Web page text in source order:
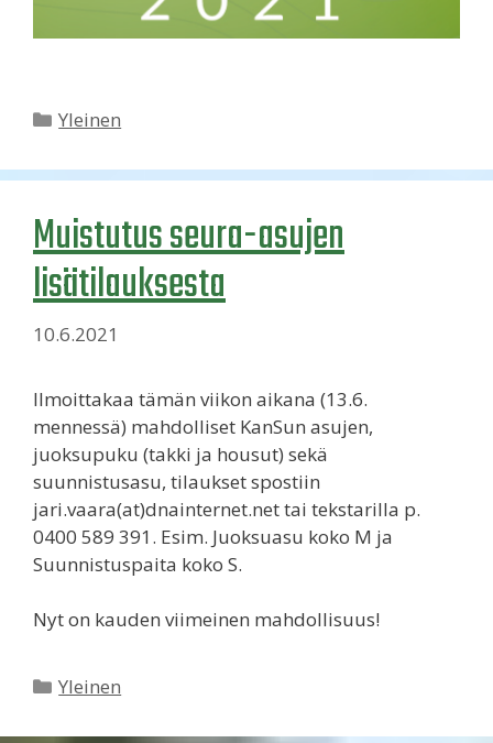
Kategoriat
Yleinen
Muistutus seura-asujen
lisätilauksesta
10.6.2021
Ilmoittakaa tämän viikon aikana (13.6.
mennessä) mahdolliset KanSun asujen,
juoksupuku (takki ja housut) sekä
suunnistusasu, tilaukset spostiin
jari.vaara(at)dnainternet.net tai tekstarilla p.
0400 589 391. Esim. Juoksuasu koko M ja
Suunnistuspaita koko S.
Nyt on kauden viimeinen mahdollisuus!
Kategoriat
Yleinen